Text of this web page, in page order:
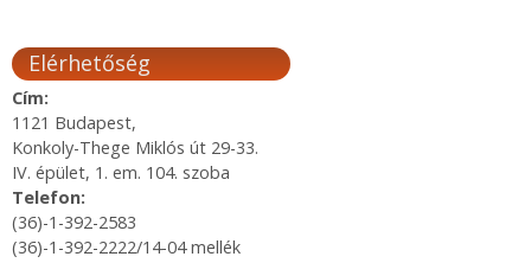
Elérhetőség
Cím:
1121 Budapest,
Konkoly-Thege Miklós út 29-33.
IV. épület, 1. em. 104. szoba
Telefon:
(36)-1-392-2583
(36)-1-392-2222/14-04 mellék